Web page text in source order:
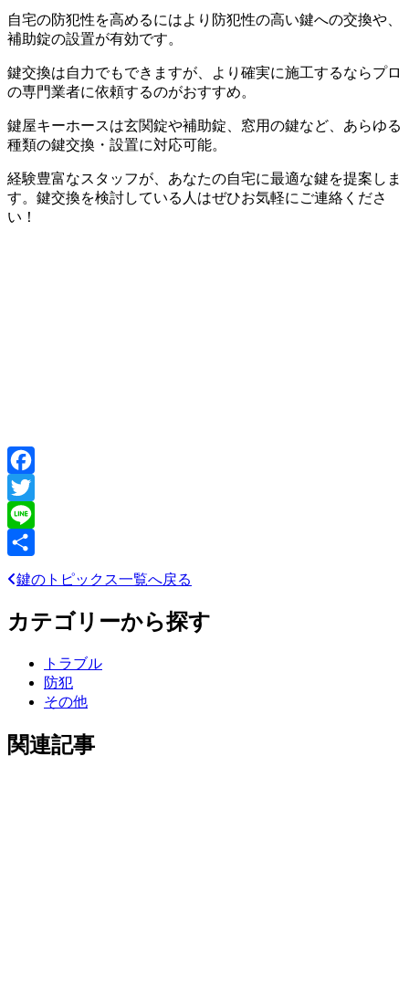
自宅の防犯性を高めるにはより防犯性の高い鍵への交換や、
補助錠の設置が有効です。
鍵交換は自力でもできますが、より確実に施工するならプロ
の専門業者に依頼するのがおすすめ。
鍵屋キーホースは玄関錠や補助錠、窓用の鍵など、あらゆる
種類の鍵交換・設置に対応可能。
経験豊富なスタッフが、あなたの自宅に最適な鍵を提案しま
す。鍵交換を検討している人はぜひお気軽にご連絡くださ
い！
Facebook
Twitter
Line
共
鍵のトピックス一覧へ戻る
カテゴリーから探す
トラブル
防犯
その他
関連記事